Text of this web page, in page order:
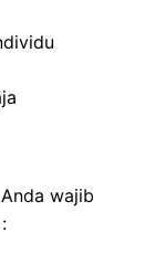
wajib